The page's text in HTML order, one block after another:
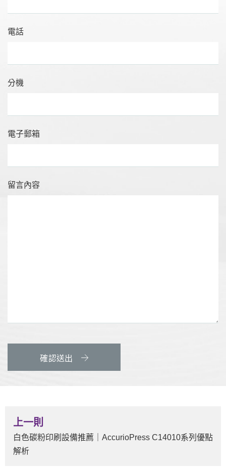
電話
分機
電子郵箱
留言內容
確認送出
上一則
白色碳粉印刷設備推薦｜AccurioPress C14010系列優點
解析